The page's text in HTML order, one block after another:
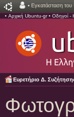
• Εγκατάσταση του
• Αρχική Ubuntu-gr• Οδηγοί -
Ευρετήριο Δ.